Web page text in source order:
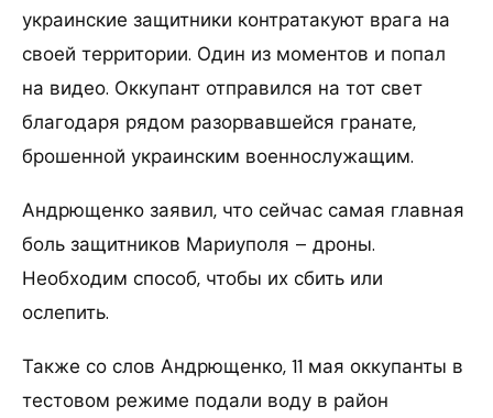
украинские защитники контратакуют врага на
своей территории. Один из моментов и попал
на видео. Оккупант отправился на тот свет
благодаря рядом разорвавшейся гранате,
брошенной украинским военнослужащим.
Андрющенко заявил, что сейчас самая главная
боль защитников Мариуполя – дроны.
Необходим способ, чтобы их сбить или
ослепить.
Также со слов Андрющенко, 11 мая оккупанты в
тестовом режиме подали воду в район